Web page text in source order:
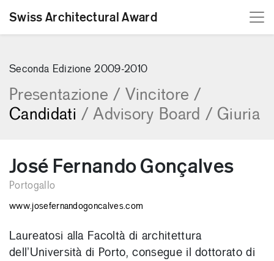
Swiss Architectural Award
Seconda Edizione 2009-2010
Presentazione / Vincitore /
Candidati / Advisory Board / Giuria
José Fernando Gonçalves
Portogallo
www.josefernandogoncalves.com
Laureatosi alla Facoltà di architettura
dell’Università di Porto, consegue il dottorato di